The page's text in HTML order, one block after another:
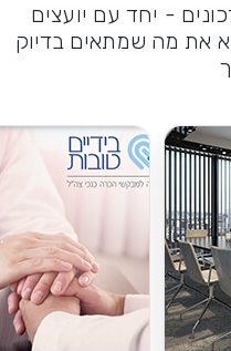
- יחד עם יועצים
את מה שמתאים בדיוק